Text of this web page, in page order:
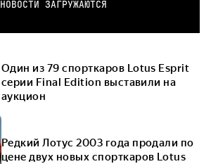
НОВОСТИ ЗАГРУЖАЮТСЯ
Один из 79 спорткаров Lotus Esprit
серии Final Edition выставили на
аукцион
Редкий Лотус 2003 года продали по
цене двух новых спорткаров Lotus